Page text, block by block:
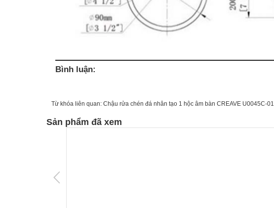
Bình luận:
Từ khóa liên quan: Chậu rửa chén đá nhân tạo 1 hộc âm bàn CREAVE U0045C-01
Sản phẩm đã xem